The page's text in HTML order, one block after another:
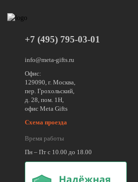
+7 (495) 795-03-01
info@meta-gifts.ru
Офис:
129090, г. Москва,
пер. Грохольский,
д. 28, пом. 1Н,
офис Meta Gifts
Схема проезда
Время работы
Пн – Пт с 10.00 до 18.00